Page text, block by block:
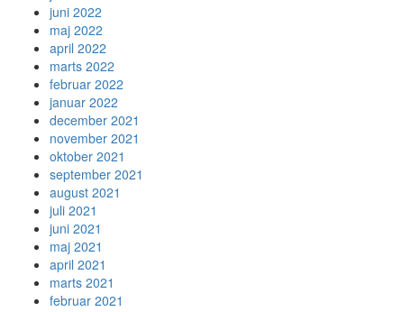
juni 2022
maj 2022
april 2022
marts 2022
februar 2022
januar 2022
december 2021
november 2021
oktober 2021
september 2021
august 2021
juli 2021
juni 2021
maj 2021
april 2021
marts 2021
februar 2021